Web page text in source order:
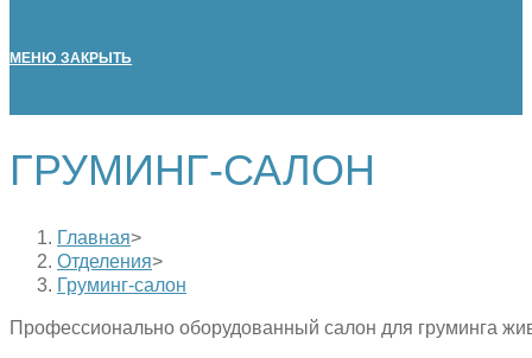
МЕНЮ ЗАКРЫТЬ
ГРУМИНГ-САЛОН
Главная>
Отделения>
Груминг-салон
Профессионально оборудованный салон для груминга